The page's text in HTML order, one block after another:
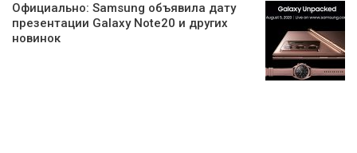
Официально: Samsung объявила дату
презентации Galaxy Note20 и других
новинок